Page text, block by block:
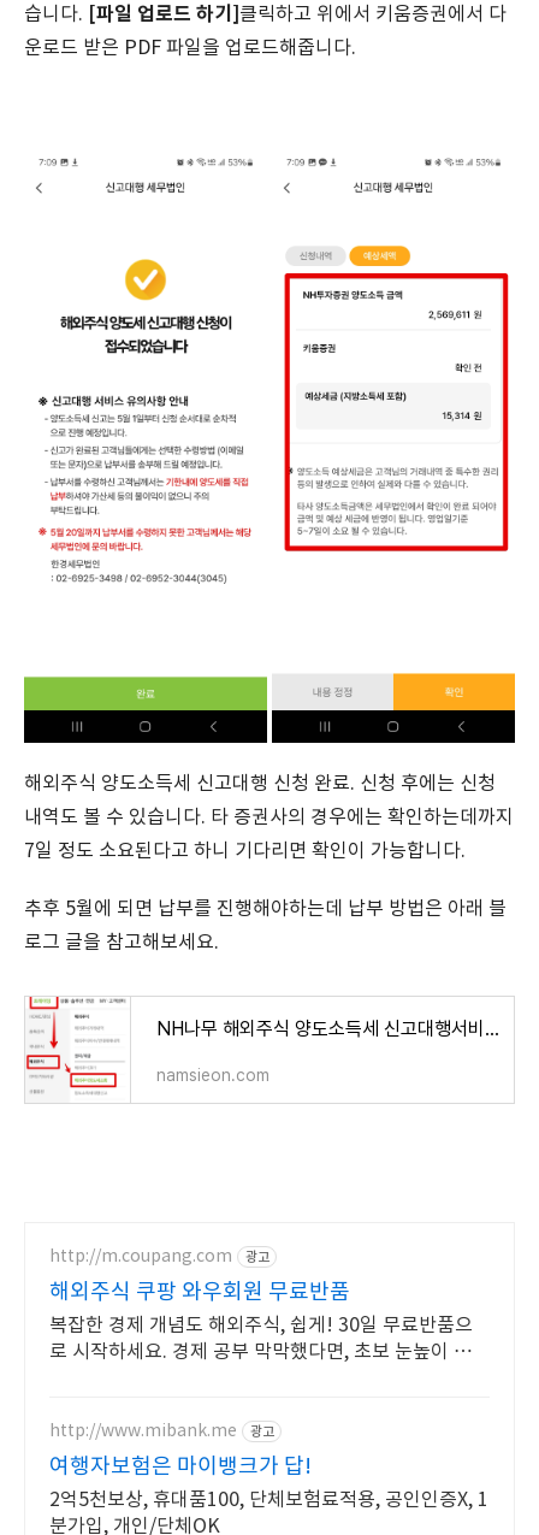
습니다. [파일 업로드 하기] 클릭하고 위에서 키움증권에서 다
운로드 받은 PDF 파일을 업로드해줍니다.
해외주식 양도소득세 신고대행 신청 완료. 신청 후에는 신청
내역도 볼 수 있습니다. 타 증권사의 경우에는 확인하는데까지
7일 정도 소요된다고 하니 기다리면 확인이 가능합니다.
추후 5월에 되면 납부를 진행해야하는데 납부 방법은 아래 블
로그 글을 참고해보세요.
NH나무 해외주식 양도소득세 신고대행서비스로 국세 지방세 납부하기
namsieon.com
http://m.coupang.com 광고
해외주식 쿠팡 와우회원 무료반품
복잡한 경제 개념도 해외주식, 쉽게! 30일 무료반품으
로 시작하세요. 경제 공부 막막했다면, 초보 눈높이 책으
http://www.mibank.me 광고
여행자보험은 마이뱅크가 답!
2억5천보상, 휴대품100, 단체보험료적용, 공인인증X, 1
분가입, 개인/단체OK